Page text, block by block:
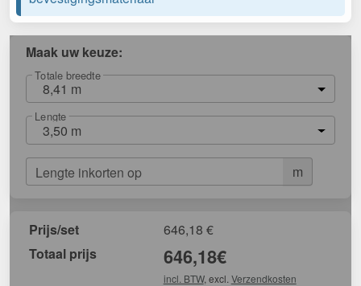
Maak uw keuze:
Totale breedte
8,41 m
Lengte
3,50 m
m
Lengte inkorten op
Prijs/set 646,18 €
Totaal prijs
646,18€
incl. BTW, excl. Verzendkosten